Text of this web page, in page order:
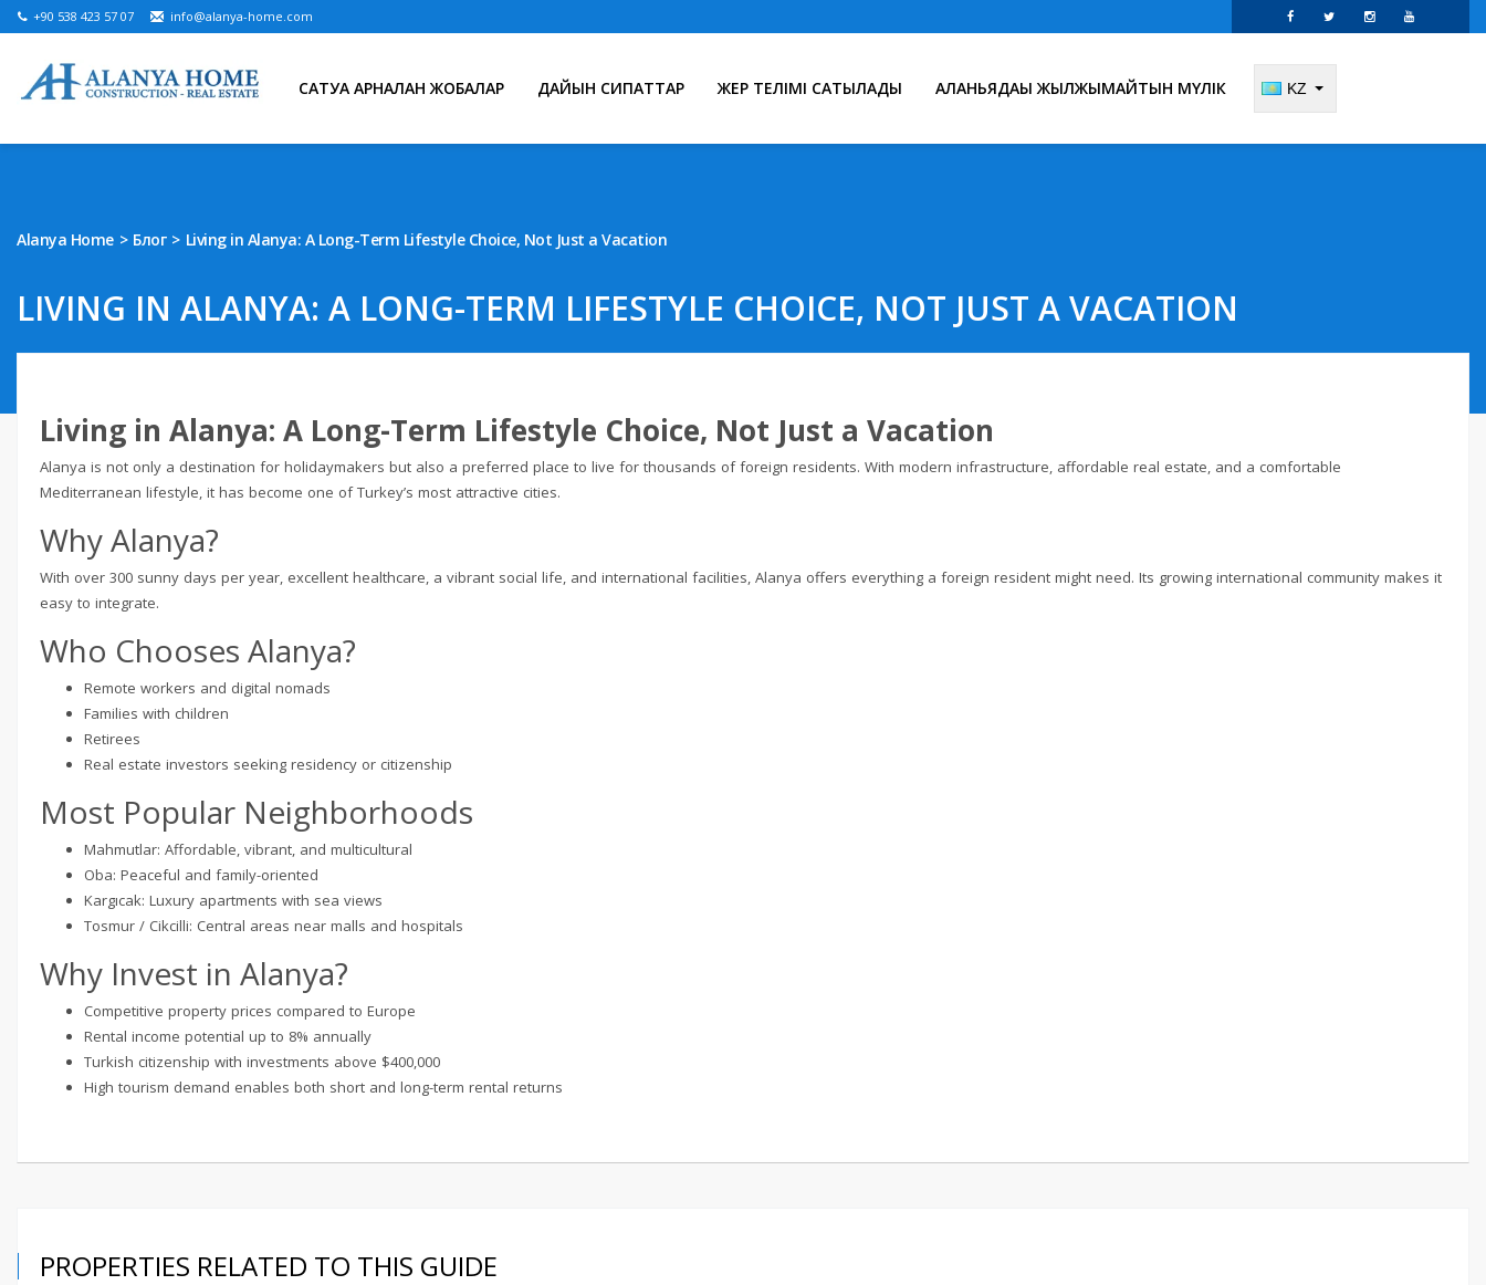
+90 538 423 57 07 info@alanya-home.com
KZ
САТУҒА АРНАЛҒАН ЖОБАЛАР ДАЙЫН СИПАТТАР ЖЕР ТЕЛІМІ САТЫЛАДЫ АЛАНЬЯДАҒЫ ЖЫЛЖЫМАЙТЫН МҮЛІК
Alanya Home Блог Living in Alanya: A Long-Term Lifestyle Choice, Not Just a Vacation
LIVING IN ALANYA: A LONG-TERM LIFESTYLE CHOICE, NOT JUST A VACATION
Living in Alanya: A Long-Term Lifestyle Choice, Not Just a Vacation
Alanya is not only a destination for holidaymakers but also a preferred place to live for thousands of foreign residents. With modern infrastructure, affordable real estate, and a comfortable
Mediterranean lifestyle, it has become one of Turkey’s most attractive cities.
Why Alanya?
With over 300 sunny days per year, excellent healthcare, a vibrant social life, and international facilities, Alanya offers everything a foreign resident might need. Its growing international community makes it
easy to integrate.
Who Chooses Alanya?
Remote workers and digital nomads
Families with children
Retirees
Real estate investors seeking residency or citizenship
Most Popular Neighborhoods
Mahmutlar: Affordable, vibrant, and multicultural
Oba: Peaceful and family-oriented
Kargıcak: Luxury apartments with sea views
Tosmur / Cikcilli: Central areas near malls and hospitals
Why Invest in Alanya?
Competitive property prices compared to Europe
Rental income potential up to 8% annually
Turkish citizenship with investments above $400,000
High tourism demand enables both short and long-term rental returns
PROPERTIES RELATED TO THIS GUIDE